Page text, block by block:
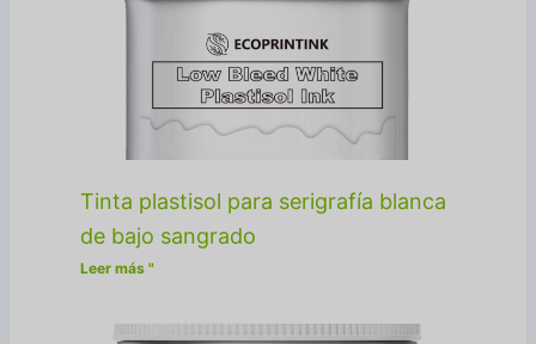
Tinta plastisol para serigrafía blanca
de bajo sangrado
Leer más "